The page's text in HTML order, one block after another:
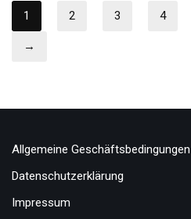
1 2 3 4
→
Allgemeine Geschäftsbedingungen
Datenschutzerklärung
Impressum